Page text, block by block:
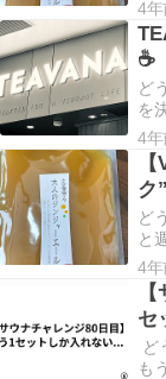
ま
飽
を
イ
4年
☕️
ど
を
地
で
🤤
ッ
ロ
4年
ク
ど
と
で
進
と
4年
セ
ど
も